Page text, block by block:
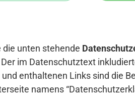
die unten stehende
im Datenschutztext
und enthaltenen Links sind die
namens